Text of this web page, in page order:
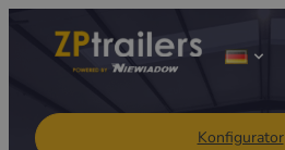
Konfigurator